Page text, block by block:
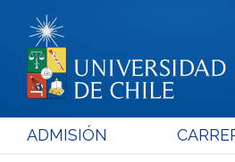
ADMISIÓN